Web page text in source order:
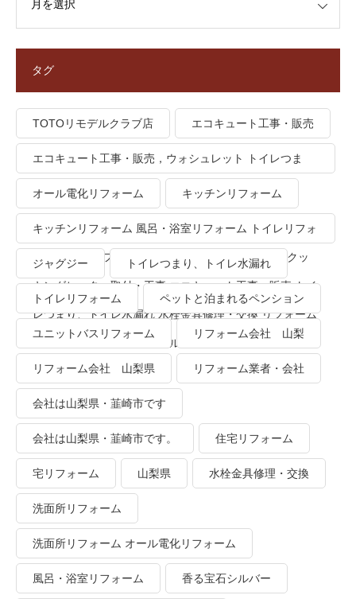
タグ
TOTOリモデルクラブ店 エコキュート工事・販売
エコキュート工事・販売，ウォシュレット トイレつま
り、トイレ水漏れ
オール電化リフォーム キッチンリフォーム
キッチンリフォーム 風呂・浴室リフォーム トイレリフォ
ーム 洗面所リフォーム オール電化リフォーム ＩＨクッ
キングヒーター取付・工事 エコキュート工事・販売 トイ
レつまり、トイレ水漏れ 水栓金具修理・交換 リフォーム
業者・会社 ＴＯＴＯリモデルクラブ
ジャグジー トイレつまり、トイレ水漏れ
トイレリフォーム ペットと泊まれるペンション
ユニットバスリフォーム リフォーム会社 山梨
リフォーム会社 山梨県 リフォーム業者・会社
会社は山梨県・韮崎市です
会社は山梨県・韮崎市です。 住宅リフォーム
宅リフォーム 山梨県 水栓金具修理・交換
洗面所リフォーム
洗面所リフォーム オール電化リフォーム
風呂・浴室リフォーム 香る宝石シルバー